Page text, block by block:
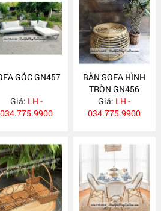
GÓC GN457
Giá: LH -
034.775.9900
BÀN SOFA HÌNH
TRÒN GN456
Giá: LH -
034.775.9900